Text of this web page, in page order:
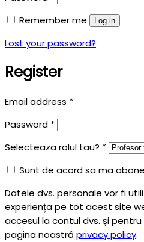
Remember me
Log in
Lost your password?
Register
Email address *
Password *
Selecteaza rolul tau? *
Sunt de acord sa ma
Datele dvs. personale vor fi
experiența pe tot acest site
accesul la contul dvs. și
pagina noastră privacy policy.